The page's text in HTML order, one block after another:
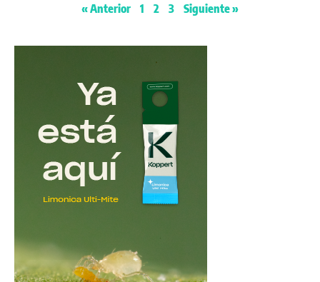
« Anterior 1 2 3 Siguiente »